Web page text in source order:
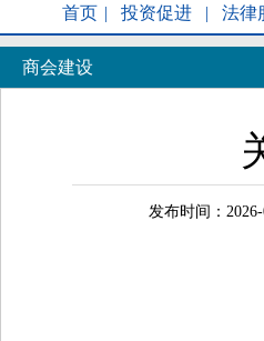
首页 | 投资促进 | 法律
商会建设
发布时间：